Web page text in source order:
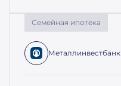
Семейная ипотека
Металлинвестбанк